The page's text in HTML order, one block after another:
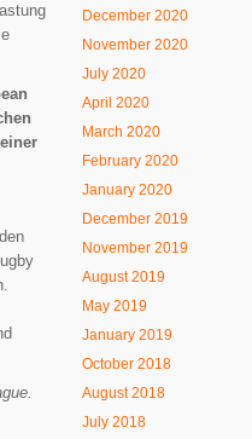
December 2020
November 2020
July 2020
April 2020
March 2020
February 2020
January 2020
December 2019
November 2019
August 2019
May 2019
January 2019
October 2018
August 2018
July 2018